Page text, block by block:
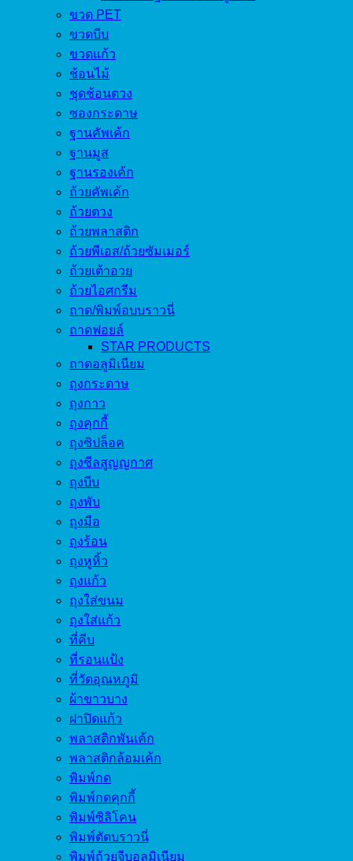
ขวด PET
ขวดบีบ
ขวดแก้ว
ช้อนไม้
ชุดช้อนตวง
ซองกระดาษ
ฐานคัพเค้ก
ฐานมูส
ฐานรองเค้ก
ถ้วยคัพเค้ก
ถ้วยตวง
ถ้วยพลาสติก
ถ้วยพีเอส/ถ้วยซัมเมอร์
ถ้วยเต้าอวย
ถ้วยไอศกรีม
ถาด/พิมพ์อบบราวนี่
ถาดฟอยล์
STAR PRODUCTS
ถาดอลูมิเนียม
ถุงกระดาษ
ถุงกาว
ถุงคุกกี้
ถุงซิปล็อค
ถุงซีลสูญญกาศ
ถุงบีบ
ถุงพับ
ถุงมือ
ถุงร้อน
ถุงหูหิ้ว
ถุงแก้ว
ถุงใส่ขนม
ถุงใส่แก้ว
ที่คีบ
ที่รอนแป้ง
ที่วัดอุณหภูมิ
ผ้าขาวบาง
ฝาปิดแก้ว
พลาสติกพันเค้ก
พลาสติกล้อมเค้ก
พิมพ์กด
พิมพ์กดคุกกี้
พิมพ์ซิลิโคน
พิมพ์ตัดบราวนี่
พิมพ์ถ้วยจีบอลูมิเนียม